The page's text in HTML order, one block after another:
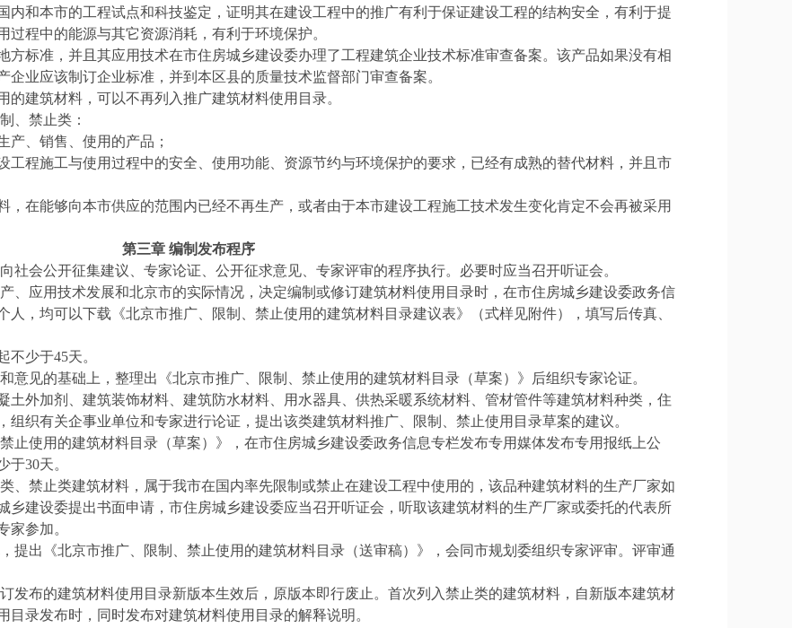
内和本市的工程试点和科技鉴定，证明其在建设工程中的推广有利于保证建设工程的结构安全，有利于提
程中的能源与其它资源消耗，有利于环境保护。
方标准，并且其应用技术在市住房城乡建设委办理了工程建筑企业技术标准审查备案。该产品如果没有相
业应该制订企业标准，并到本区县的质量技术监督部门审查备案。
建筑材料，可以不再列入推广建筑材料使用目录。
、禁止类：
产、销售、使用的产品；
工程施工与使用过程中的安全、使用功能、资源节约与环境保护的要求，已经有成熟的替代材料，并且市
在能够向本市供应的范围内已经不再生产，或者由于本市建设工程施工技术发生变化肯定不会再被采用
第三章 编制发布程序
社会公开征集建议、专家论证、公开征求意见、专家评审的程序执行。必要时应当召开听证会。
、应用技术发展和北京市的实际情况，决定编制或修订建筑材料使用目录时，在市住房城乡建设委政务信
，均可以下载《北京市推广、限制、禁止使用的建筑材料目录建议表》（式样见附件），填写后传真、
少于45天。
意见的基础上，整理出《北京市推广、限制、禁止使用的建筑材料目录（草案）》后组织专家论证。
土外加剂、建筑装饰材料、建筑防水材料、用水器具、供热采暖系统材料、管材管件等建筑材料种类，住
织有关企事业单位和专家进行论证，提出该类建筑材料推广、限制、禁止使用目录草案的建议。
止使用的建筑材料目录（草案）》，在市住房城乡建设委政务信息专栏发布专用媒体发布专用报纸上公
30天。
、禁止类建筑材料，属于我市在国内率先限制或禁止在建设工程中使用的，该品种建筑材料的生产厂家如
乡建设委提出书面申请，市住房城乡建设委应当召开听证会，听取该建筑材料的生产厂家或委托的代表所
家参加。
提出《北京市推广、限制、禁止使用的建筑材料目录（送审稿）》，会同市规划委组织专家评审。评审通
发布的建筑材料使用目录新版本生效后，原版本即行废止。首次列入禁止类的建筑材料，自新版本建筑材
录发布时，同时发布对建筑材料使用目录的解释说明。